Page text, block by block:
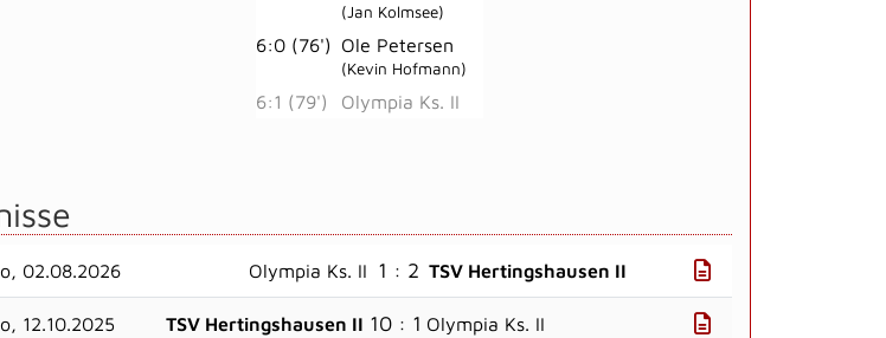
(Jan Kolmsee)
6:0 (76') Ole Petersen
(Kevin Hofmann)
6:1 (79') Olympia Ks. II
02.08.2026 Olympia Ks. II 1 : 2 TSV Hertingshausen II
12.10.2025 TSV Hertingshausen II 10 : 1 Olympia Ks. II